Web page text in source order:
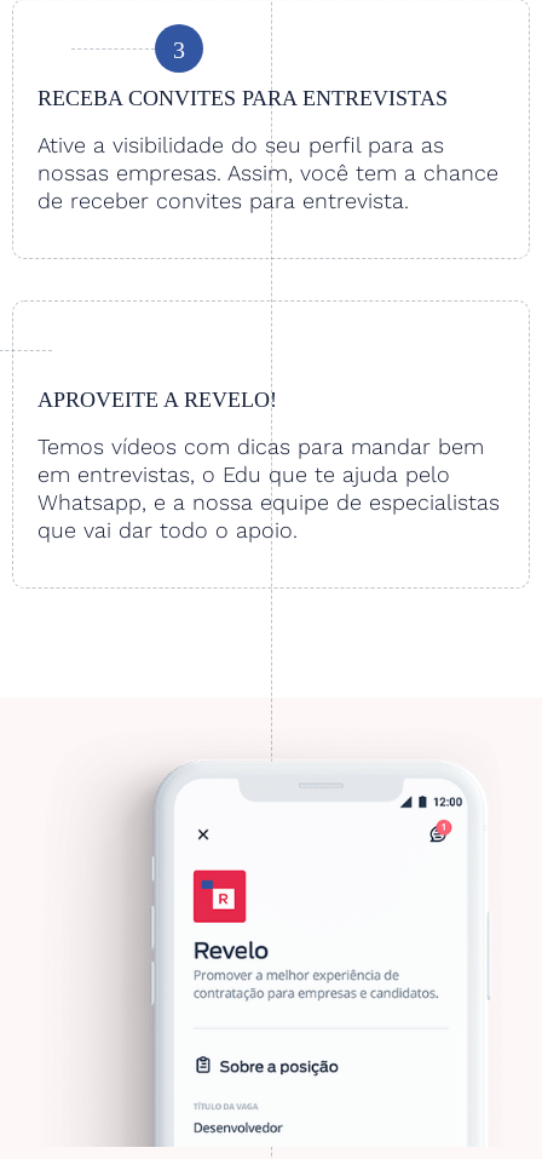
3
RECEBA CONVITES PARA ENTREVISTAS
Ative a visibilidade do seu perfil para as
nossas empresas. Assim, você tem a chance
de receber convites para entrevista.
APROVEITE A REVELO!
Temos vídeos com dicas para mandar bem
em entrevistas, o Edu que te ajuda pelo
Whatsapp, e a nossa equipe de especialistas
que vai dar todo o apoio.